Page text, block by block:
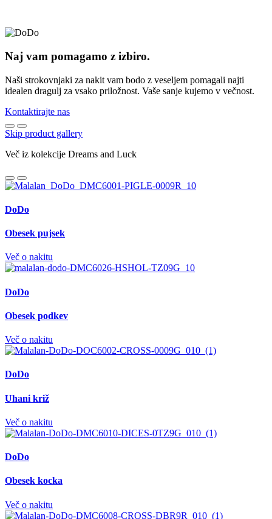
Naj vam pomagamo z izbiro.
Naši strokovnjaki za nakit vam bodo z veseljem pomagali najti
idealen dragulj za vsako priložnost. Vaše sanje kujemo v večnost.
Kontaktirajte nas
Skip product gallery
Več iz kolekcije Dreams and Luck
DoDo
Obesek pujsek
Več o nakitu
DoDo
Obesek podkev
Več o nakitu
DoDo
Uhani križ
Več o nakitu
DoDo
Obesek kocka
Več o nakitu